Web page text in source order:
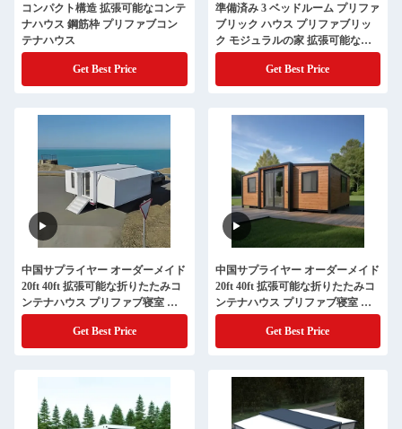
コンパクト構造 拡張可能なコンテ
ナハウス 鋼筋枠 プリファブコン
テナハウス
Get Best Price
準備済み 3 ベッドルーム プリファ
ブリック ハウス プリファブリッ
ク モジュラルの家 拡張可能なコ
ンテナハウス 小さな家
Get Best Price
中国サプライヤー オーダーメイド
20ft 40ft 拡張可能な折りたたみコ
ンテナハウス プリファブ寝室 折
りたたみ小さな折りたたみ屋外
Get Best Price
中国サプライヤー オーダーメイド
20ft 40ft 拡張可能な折りたたみコ
ンテナハウス プリファブ寝室 折
りたたみ小さな折りたたみ屋外
Get Best Price